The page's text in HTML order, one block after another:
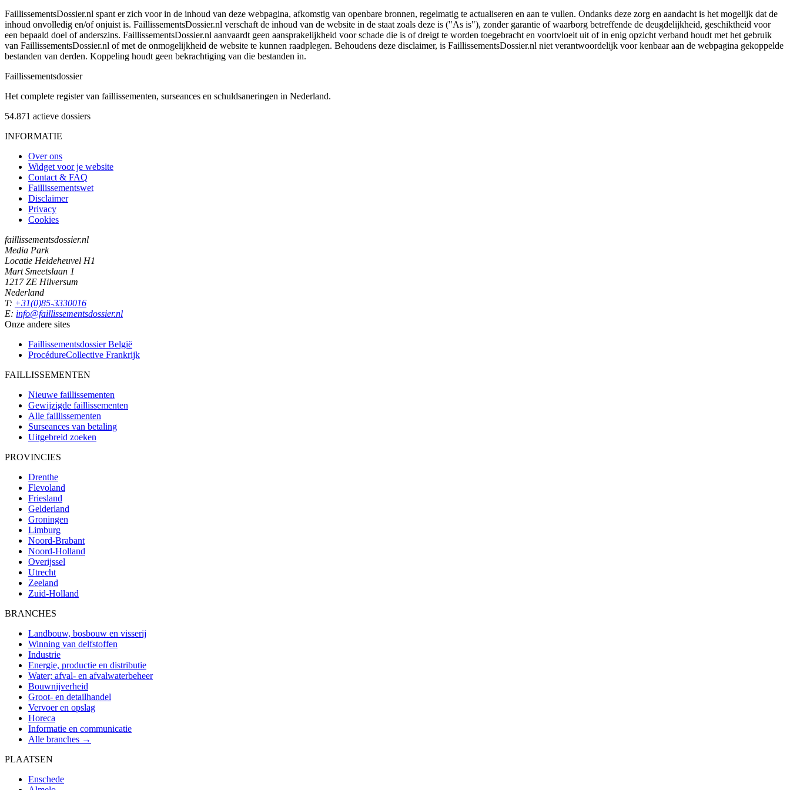
FaillissementsDossier.nl spant er zich voor in de inhoud van deze webpagina, afkomstig van openbare bronnen, regelmatig te actualiseren en aan te vullen. Ondanks deze zorg en aandacht is het mogelijk dat de
inhoud onvolledig en/of onjuist is. FaillissementsDossier.nl verschaft de inhoud van de website in de staat zoals deze is ("As is"), zonder garantie of waarborg betreffende de deugdelijkheid, geschiktheid voor
een bepaald doel of anderszins. FaillissementsDossier.nl aanvaardt geen aansprakelijkheid voor schade die is of dreigt te worden toegebracht en voortvloeit uit of in enig opzicht verband houdt met het gebruik
van FaillissementsDossier.nl of met de onmogelijkheid de website te kunnen raadplegen. Behoudens deze disclaimer, is FaillissementsDossier.nl niet verantwoordelijk voor kenbaar aan de webpagina gekoppelde
bestanden van derden. Koppeling houdt geen bekrachtiging van die bestanden in.
Faillissementsdossier
Het complete register van faillissementen, surseances en schuldsaneringen in Nederland.
54.871 actieve dossiers
INFORMATIE
Over ons
Widget voor je website
Contact & FAQ
Faillissementswet
Disclaimer
Privacy
Cookies
faillissementsdossier.nl
Media Park
Locatie Heideheuvel H1
Mart Smeetslaan 1
1217 ZE Hilversum
Nederland
T: +31(0)85-3330016
E: info@faillissementsdossier.nl
Onze andere sites
Faillissementsdossier België
ProcédureCollective Frankrijk
FAILLISSEMENTEN
Nieuwe faillissementen
Gewijzigde faillissementen
Alle faillissementen
Surseances van betaling
Uitgebreid zoeken
PROVINCIES
Drenthe
Flevoland
Friesland
Gelderland
Groningen
Limburg
Noord-Brabant
Noord-Holland
Overijssel
Utrecht
Zeeland
Zuid-Holland
BRANCHES
Landbouw, bosbouw en visserij
Winning van delfstoffen
Industrie
Energie, productie en distributie
Water; afval- en afvalwaterbeheer
Bouwnijverheid
Groot- en detailhandel
Vervoer en opslag
Horeca
Informatie en communicatie
Alle branches →
PLAATSEN
Enschede